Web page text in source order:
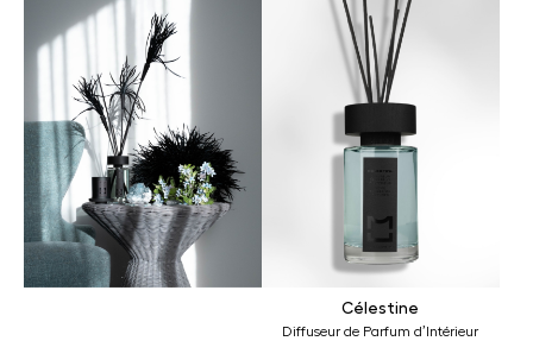
Célestine
Diffuseur de Parfum d’Intérieur